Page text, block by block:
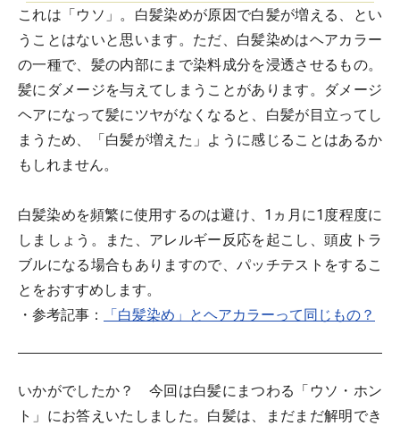
これは「ウソ」。白髪染めが原因で白髪が増える、とい
うことはないと思います。ただ、白髪染めはヘアカラー
の一種で、髪の内部にまで染料成分を浸透させるもの。
髪にダメージを与えてしまうことがあります。ダメージ
ヘアになって髪にツヤがなくなると、白髪が目立ってし
まうため、「白髪が増えた」ように感じることはあるか
もしれません。
白髪染めを頻繁に使用するのは避け、1ヵ月に1度程度に
しましょう。また、アレルギー反応を起こし、頭皮トラ
ブルになる場合もありますので、パッチテストをするこ
とをおすすめします。
・参考記事：
「白髪染め」とヘアカラーって同じもの？
いかがでしたか？ 今回は白髪にまつわる「ウソ・ホン
ト」にお答えいたしました。白髪は、まだまだ解明でき